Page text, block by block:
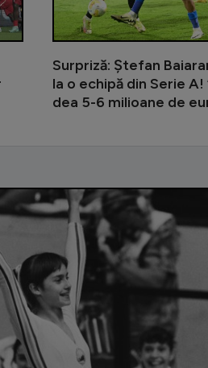
Surpriză: Ștefan
la o echipă din Serie A!
dea 5-6 milioane de